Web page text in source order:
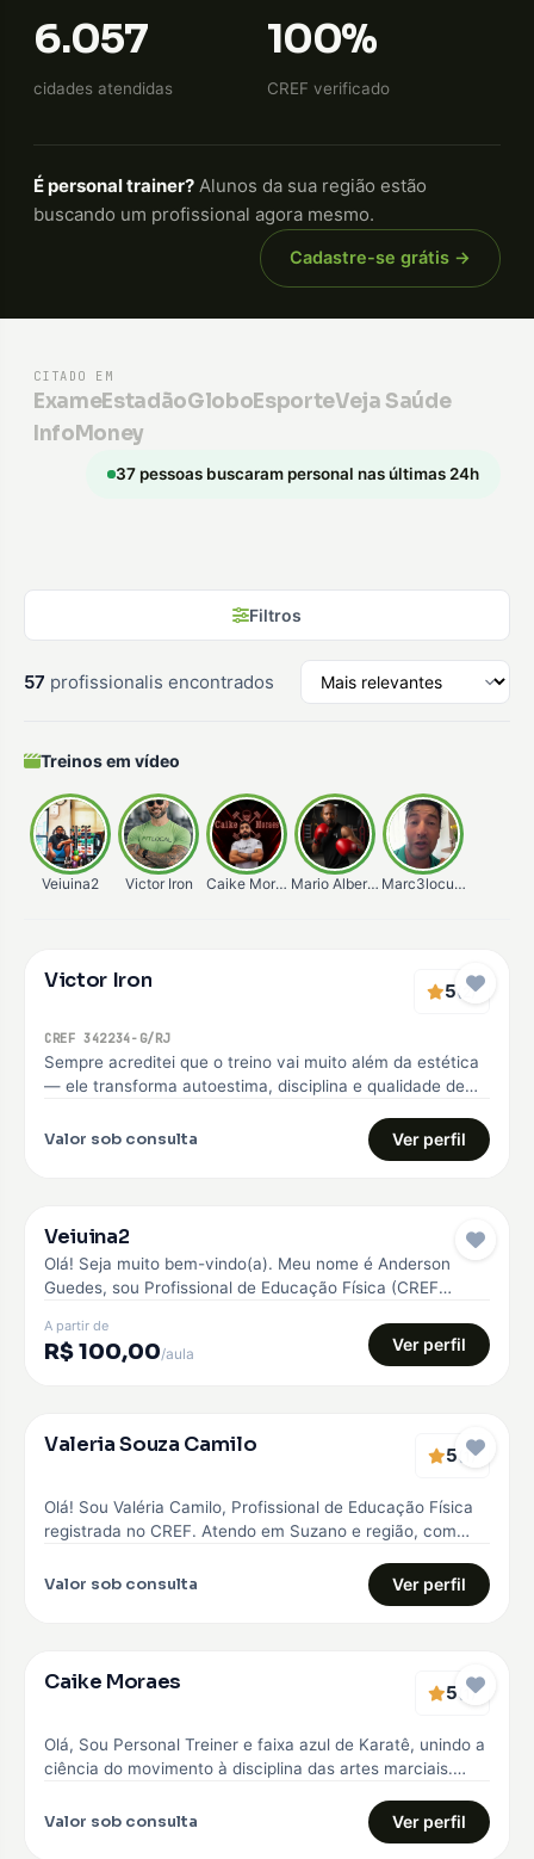
6.057
cidades atendidas
100%
CREF verificado
É personal trainer? Alunos da sua região estão
buscando um profissional agora mesmo.
Cadastre-se grátis →
CITADO EM
ExameEstadãoGloboEsporteVeja Saúde
InfoMoney
37 pessoas buscaram personal nas últimas 24h
Filtros
57 profissionalis encontrados
Treinos em vídeo
Veiuina2 Victor Iron Caike MoraesMario Alberto Marc3locunha
Premium
Victor Iron 5(2)
CREF 342234-G/RJ
Sempre acreditei que o treino vai muito além da estética
— ele transforma autoestima, disciplina e qualidade de
Valor sob consulta Ver perfil
Pro
Veiuina2
Olá! Seja muito bem-vindo(a). Meu nome é Anderson
Guedes, sou Profissional de Educação Física (CREF
A partir de
R$ 100,00/aula Ver perfil
EMBAIXADOR
Valeria Souza Camilo 5(1)
Olá! Sou Valéria Camilo, Profissional de Educação Física
registrada no CREF. Atendo em Suzano e região, com
Valor sob consulta Ver perfil
EMBAIXADOR
Caike Moraes 5(1)
Olá, Sou Personal Treiner e faixa azul de Karatê, unindo a
ciência do movimento à disciplina das artes marciais.
Valor sob consulta Ver perfil